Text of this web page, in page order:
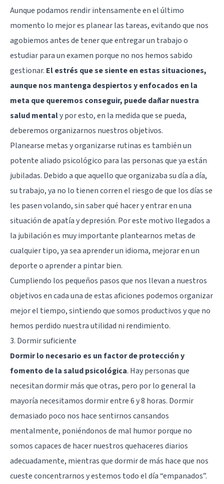
Aunque podamos rendir intensamente en el último
momento lo mejor es planear las tareas, evitando que nos
agobiemos antes de tener que entregar un trabajo o
estudiar para un examen porque no nos hemos sabido
gestionar. El estrés que se siente en estas situaciones,
aunque nos mantenga despiertos y enfocados en la
meta que queremos conseguir, puede dañar nuestra
salud mentaly por esto, en la medida que se pueda,
deberemos organizarnos nuestros objetivos.
Planearse metas y organizarse rutinas es también un
potente aliado psicológico para las personas que ya están
jubiladas. Debido a que aquello que organizaba su día a día,
su trabajo, ya no lo tienen corren el riesgo de que los días se
les pasen volando, sin saber qué hacer y entrar en una
situación de apatía y depresión. Por este motivo llegados a
la jubilación es muy importante plantearnos metas de
cualquier tipo, ya sea aprender un idioma, mejorar en un
deporte o aprender a pintar bien.
Cumpliendo los pequeños pasos que nos llevan a nuestros
objetivos en cada una de estas aficiones podemos organizar
mejor el tiempo, sintiendo que somos productivos y que no
hemos perdido nuestra utilidad ni rendimiento.
3. Dormir suficiente
Dormir lo necesario es un factor de protección y
fomento de la salud psicológica. Hay personas que
necesitan dormir más que otras, pero por lo general la
mayoría necesitamos dormir entre 6 y 8 horas. Dormir
demasiado poco nos hace sentirnos cansandos
mentalmente, poniéndonos de mal humor porque no
somos capaces de hacer nuestros quehaceres diarios
adecuadamente, mientras que dormir de más hace que nos
cueste concentrarnos y estemos todo el día “empanados”.